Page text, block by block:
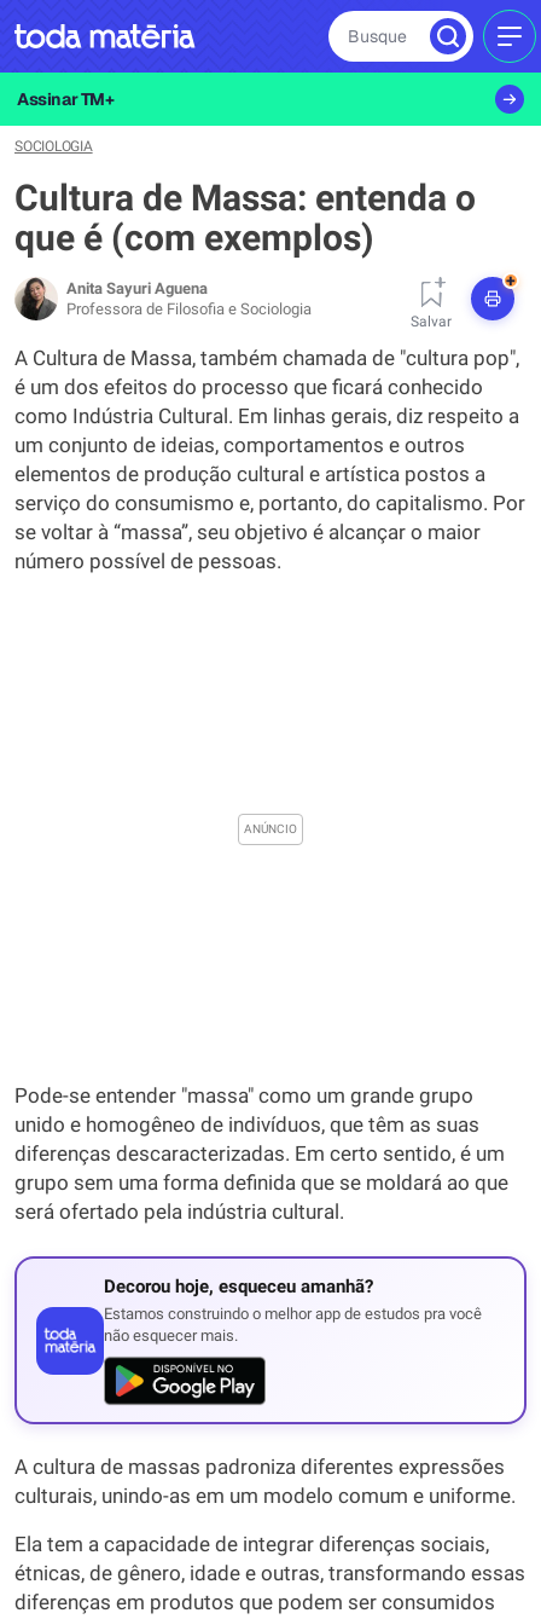
Busque
Assinar TM+
SOCIOLOGIA
Cultura de Massa: entenda o
que é (com exemplos)
Anita Sayuri Aguena
Professora de Filosofia e Sociologia
Salvar
+
A Cultura de Massa, também chamada de "cultura pop",
é um dos efeitos do processo que ficará conhecido
como Indústria Cultural. Em linhas gerais, diz respeito a
um conjunto de ideias, comportamentos e outros
elementos de produção cultural e artística postos a
serviço do consumismo e, portanto, do capitalismo. Por
se voltar à “massa”, seu objetivo é alcançar o maior
número possível de pessoas.
Pode-se entender "massa" como um grande grupo
unido e homogêneo de indivíduos, que têm as suas
diferenças descaracterizadas. Em certo sentido, é um
grupo sem uma forma definida que se moldará ao que
será ofertado pela indústria cultural.
Decorou hoje, esqueceu amanhã?
Estamos construindo o melhor app de estudos pra você
não esquecer mais.
A cultura de massas padroniza diferentes expressões
culturais, unindo-as em um modelo comum e uniforme.
Ela tem a capacidade de integrar diferenças sociais,
étnicas, de gênero, idade e outras, transformando essas
diferenças em produtos que podem ser consumidos